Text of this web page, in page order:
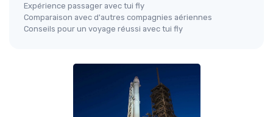
Expérience passager avec tui fly
Comparaison avec d'autres compagnies aériennes
Conseils pour un voyage réussi avec tui fly